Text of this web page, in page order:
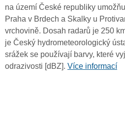
na území České republiky
Praha v Brdech a Skalky u
vrchovině. Dosah radarů je 250
je Český hydrometeorologický
srážek se používají barvy, které
odrazivosti [dBZ]. Více informací